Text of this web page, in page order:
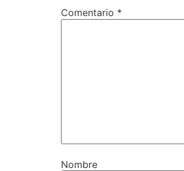
Comentario *
Nombre